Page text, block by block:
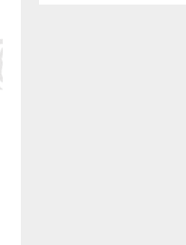
星建水产养殖有限公司(陈寿
源水产养殖有限公司（陈洁
渡乡创新水产养殖场（阙院